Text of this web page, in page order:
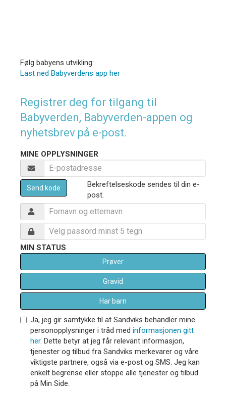
Følg babyens utvikling:
Last ned Babyverdens app her
Registrer deg for tilgang til
Babyverden, Babyverden-appen og
nyhetsbrev på e-post.
MINE OPPLYSNINGER
Send kode
Bekreftelseskode sendes til din e-
post.
MIN STATUS
Prøver
Gravid
Har barn
Ja, jeg gir samtykke til at Sandviks behandler mine
personopplysninger i tråd med informasjonen gitt
her. Dette betyr at jeg får relevant informasjon,
tjenester og tilbud fra Sandviks merkevarer og våre
viktigste partnere, også via e-post og SMS. Jeg kan
enkelt begrense eller stoppe alle tjenester og tilbud
på Min Side.